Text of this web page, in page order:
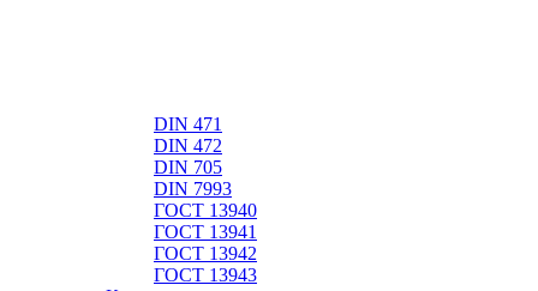
DIN 471
DIN 472
DIN 705
DIN 7993
ГОСТ 13940
ГОСТ 13941
ГОСТ 13942
ГОСТ 13943